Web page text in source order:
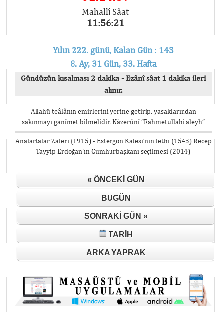
Mahallî Sâat
11:56:21
Yılın 222. günü, Kalan Gün : 143
8. Ay, 31 Gün, 33. Hafta
Gündüzün kısalması 2 dakika - Ezânî sâat 1 dakika ileri
alınır.
Allahü teâlânın emirlerini yerine getirip, yasaklarından
sakınmayı ganîmet bilmelidir. Kâzerûnî “Rahmetullahi aleyh”
Anafartalar Zaferi (1915) - Estergon Kalesi’nin fethi (1543) Recep
Tayyip Erdoğan’ın Cumhurbaşkanı seçilmesi (2014)
« ÖNCEKI GÜN
BUGÜN
SONRAKI GÜN »
TARIH
ARKA YAPRAK